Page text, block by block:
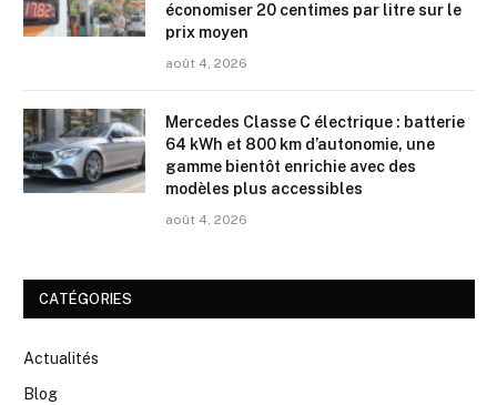
économiser 20 centimes par litre sur le
prix moyen
août 4, 2026
Mercedes Classe C électrique : batterie
64 kWh et 800 km d’autonomie, une
gamme bientôt enrichie avec des
modèles plus accessibles
août 4, 2026
CATÉGORIES
Actualités
Blog